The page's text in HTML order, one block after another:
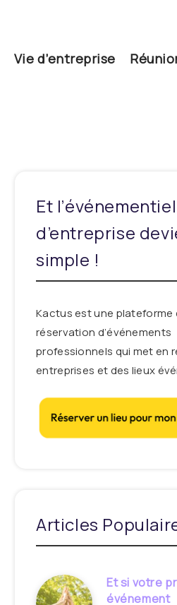
Vie d’entreprise
Et l’événementiel
d’entreprise
simple !
Kactus est une plateforme
réservation d’événements
professionnels qui met en
entreprises et des lieux
Articles
Et si votre
événement